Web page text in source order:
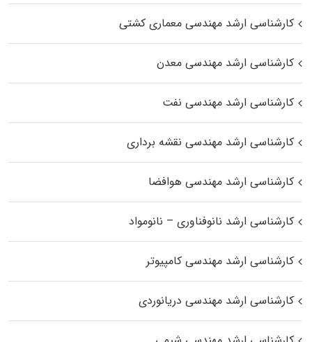
کارشناسی ارشد مهندسی معماری کشتی
کارشناسی ارشد مهندسی معدن
کارشناسی ارشد مهندسی نفت
کارشناسی ارشد مهندسی نقشه برداری
کارشناسی ارشد مهندسی هوافضا
کارشناسی ارشد نانوفناوری – نانومواد
کارشناسی ارشد مهندسی کامپیوتر
کارشناسی ارشد مهندسی دریانوردی